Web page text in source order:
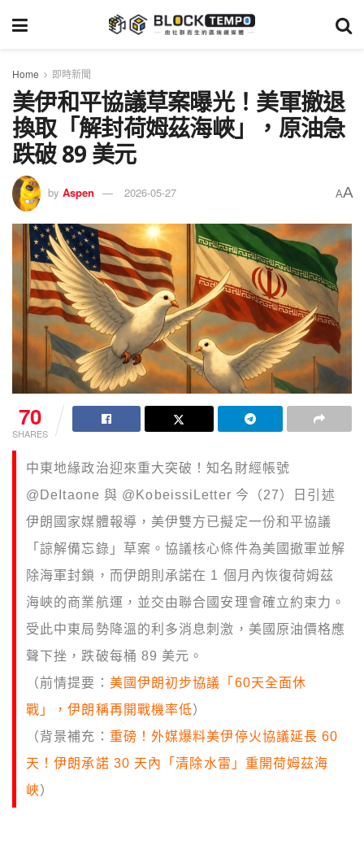
Home 即時新聞
美伊和平協議草案曝光！美軍撤退
換取「解封荷姆茲海峽」，原油急
跌破 89 美元
by Aspen 2026-05-27 AA
70
SHARES
中東地緣政治迎來重大突破！知名財經帳號
@DeItaone 與 @KobeissiLetter 今（27）日引述
伊朗國家媒體報導，美伊雙方已擬定一份和平協議
「諒解備忘錄」草案。協議核心條件為美國撤軍並解
除海軍封鎖，而伊朗則承諾在 1 個月內恢復荷姆茲
海峽的商業航運，並交由聯合國安理會確立約束力。
受此中東局勢降溫的利多消息刺激，美國原油價格應
聲下挫，跌破每桶 89 美元。
（前情提要： 美國伊朗初步協議「60天全面休
戰」，伊朗稱再開戰機率低）
（背景補充： 重磅！外媒爆料美伊停火協議延長 60
天！伊朗承諾 30 天內「清除水雷」重開荷姆茲海
峽）